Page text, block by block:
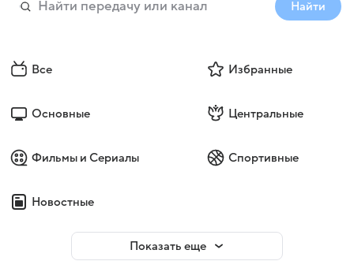
Найти
Все Избранные
Основные Центральные
Фильмы и Сериалы Спортивные
Новостные
Показать еще